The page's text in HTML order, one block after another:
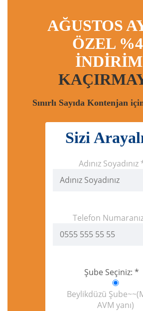
AĞUSTOS
ÖZEL
Sınırlı Sayıda Kontenjan
Sizi
Adınız Soyadınız
Telefon
Şube Seçiniz: *
Beylikdüzü
AVM yanı)